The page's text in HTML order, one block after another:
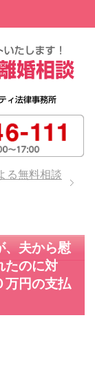
る無料相談
、夫から慰
たのに対
万円の支払